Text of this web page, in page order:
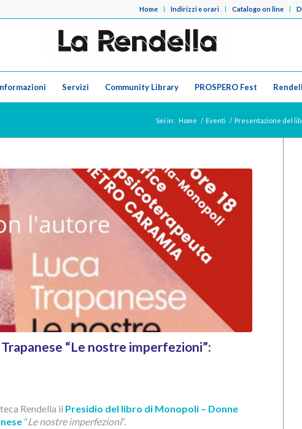
Home Indirizzi e orari Catalogo on line
Servizi Community Library PROSPERO Fest
Sei in: Home / Eventi / Presentazione del
“Le nostre imperfezioni”:
Rendella il Presidio del libro di Monopoli – Donne
“Le nostre imperfezioni“.